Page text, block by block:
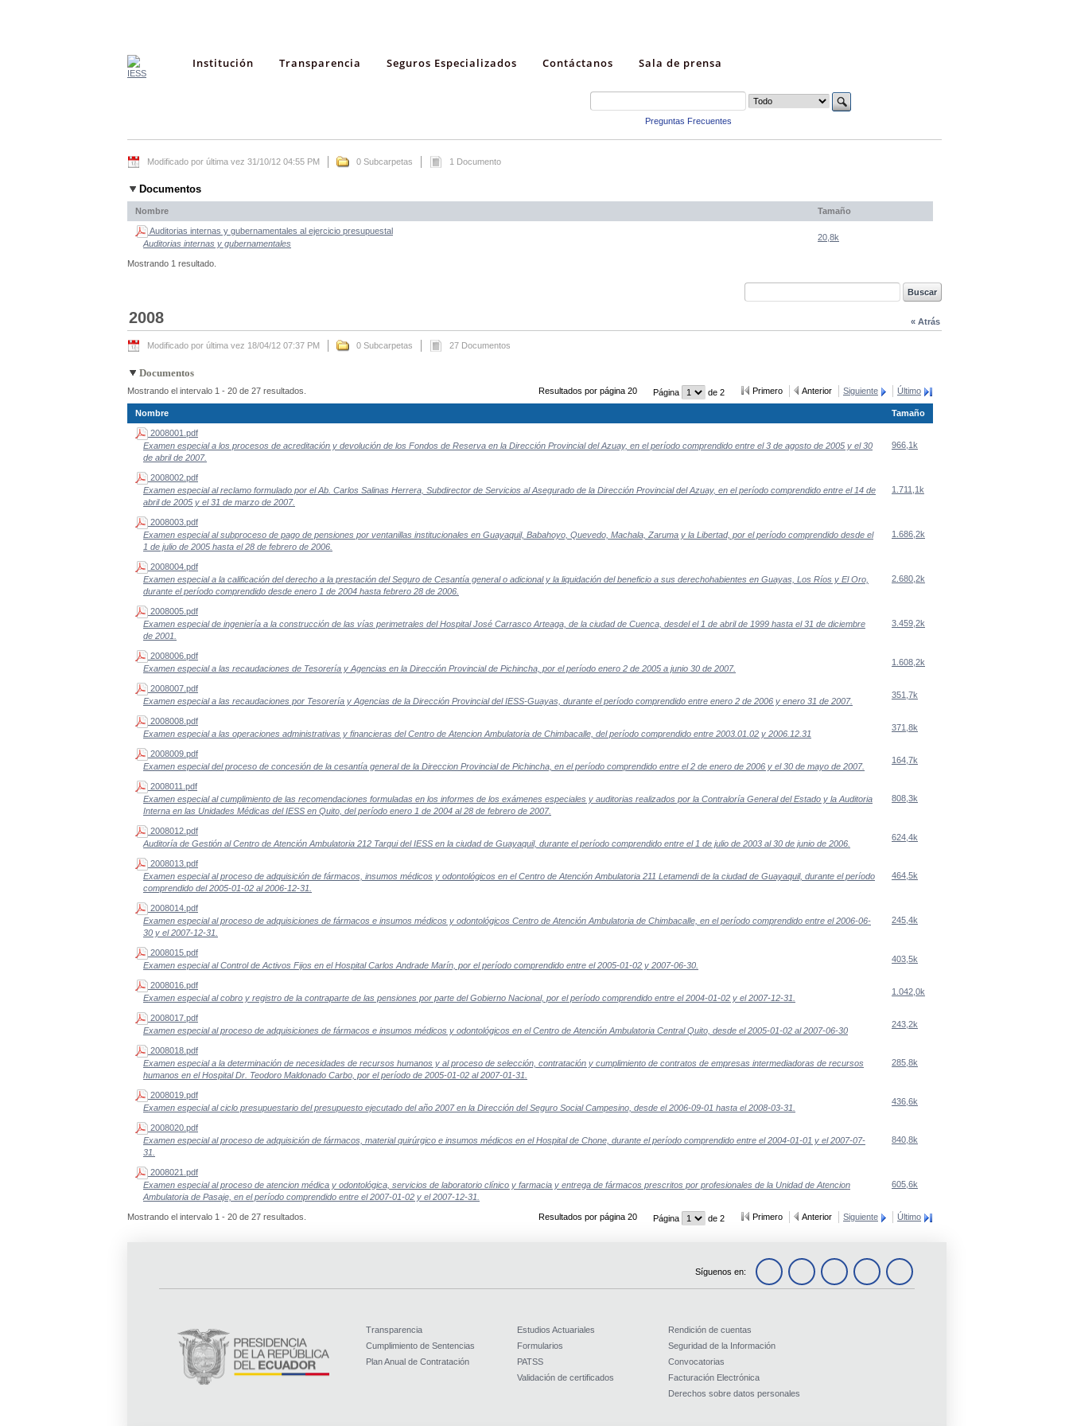
Institución Transparencia Seguros Especializados Contáctanos Sala de prensa
Preguntas Frecuentes
Modificado por última vez 31/10/12 04:55 PM 0 Subcarpetas 1 Documento
Documentos
Nombre Tamaño
Auditorias internas y gubernamentales al ejercicio presupuestal
Auditorias internas y gubernamentales
20,8k
Mostrando 1 resultado.
« Atrás
2008
Modificado por última vez 18/04/12 07:37 PM 0 Subcarpetas 27 Documentos
Documentos
Mostrando el intervalo 1 - 20 de 27 resultados. Resultados por página 20 Página de 2 Primero Anterior Siguiente Último
Nombre Tamaño
2008001.pdf
Examen especial a los procesos de acreditación y devolución de los Fondos de Reserva en la Dirección Provincial del Azuay, en el período comprendido entre el 3 de agosto de 2005 y el 30
de abril de 2007.
966,1k
2008002.pdf
Examen especial al reclamo formulado por el Ab. Carlos Salinas Herrera, Subdirector de Servicios al Asegurado de la Dirección Provincial del Azuay, en el período comprendido entre el 14 de
abril de 2005 y el 31 de marzo de 2007.
1.711,1k
2008003.pdf
Examen especial al subproceso de pago de pensiones por ventanillas institucionales en Guayaquil, Babahoyo, Quevedo, Machala, Zaruma y la Libertad, por el período comprendido desde el
1 de julio de 2005 hasta el 28 de febrero de 2006.
1.686,2k
2008004.pdf
Examen especial a la calificación del derecho a la prestación del Seguro de Cesantía general o adicional y la liquidación del beneficio a sus derechohabientes en Guayas, Los Ríos y El Oro,
durante el período comprendido desde enero 1 de 2004 hasta febrero 28 de 2006.
2.680,2k
2008005.pdf
Examen especial de ingeniería a la construcción de las vías perimetrales del Hospital José Carrasco Arteaga, de la ciudad de Cuenca, desdel el 1 de abril de 1999 hasta el 31 de diciembre
de 2001.
3.459,2k
2008006.pdf
Examen especial a las recaudaciones de Tesorería y Agencias en la Dirección Provincial de Pichincha, por el período enero 2 de 2005 a junio 30 de 2007.
1.608,2k
2008007.pdf
Examen especial a las recaudaciones por Tesorería y Agencias de la Dirección Provincial del IESS-Guayas, durante el período comprendido entre enero 2 de 2006 y enero 31 de 2007.
351,7k
2008008.pdf
Examen especial a las operaciones administrativas y financieras del Centro de Atencion Ambulatoria de Chimbacalle, del período comprendido entre 2003.01.02 y 2006.12.31
371,8k
2008009.pdf
Examen especial del proceso de concesión de la cesantía general de la Direccion Provincial de Pichincha, en el período comprendido entre el 2 de enero de 2006 y el 30 de mayo de 2007.
164,7k
2008011.pdf
Examen especial al cumplimiento de las recomendaciones formuladas en los informes de los exámenes especiales y auditorias realizados por la Contraloría General del Estado y la Auditoria
Interna en las Unidades Médicas del IESS en Quito, del período enero 1 de 2004 al 28 de febrero de 2007.
808,3k
2008012.pdf
Auditoría de Gestión al Centro de Atención Ambulatoria 212 Tarqui del IESS en la ciudad de Guayaquil, durante el período comprendido entre el 1 de julio de 2003 al 30 de junio de 2006.
624,4k
2008013.pdf
Examen especial al proceso de adquisición de fármacos, insumos médicos y odontológicos en el Centro de Atención Ambulatoria 211 Letamendi de la ciudad de Guayaquil, durante el período
comprendido del 2005-01-02 al 2006-12-31.
464,5k
2008014.pdf
Examen especial al proceso de adquisiciones de fármacos e insumos médicos y odontológicos Centro de Atención Ambulatoria de Chimbacalle, en el período comprendido entre el 2006-06-
30 y el 2007-12-31.
245,4k
2008015.pdf
Examen especial al Control de Activos Fijos en el Hospital Carlos Andrade Marín, por el período comprendido entre el 2005-01-02 y 2007-06-30.
403,5k
2008016.pdf
Examen especial al cobro y registro de la contraparte de las pensiones por parte del Gobierno Nacional, por el período comprendido entre el 2004-01-02 y el 2007-12-31.
1.042,0k
2008017.pdf
Examen especial al proceso de adquisiciones de fármacos e insumos médicos y odontológicos en el Centro de Atención Ambulatoria Central Quito, desde el 2005-01-02 al 2007-06-30
243,2k
2008018.pdf
Examen especial a la determinación de necesidades de recursos humanos y al proceso de selección, contratación y cumplimiento de contratos de empresas intermediadoras de recursos
humanos en el Hospital Dr. Teodoro Maldonado Carbo, por el período de 2005-01-02 al 2007-01-31.
285,8k
2008019.pdf
Examen especial al ciclo presupuestario del presupuesto ejecutado del año 2007 en la Dirección del Seguro Social Campesino, desde el 2006-09-01 hasta el 2008-03-31.
436,6k
2008020.pdf
Examen especial al proceso de adquisición de fármacos, material quirúrgico e insumos médicos en el Hospital de Chone, durante el período comprendido entre el 2004-01-01 y el 2007-07-
31.
840,8k
2008021.pdf
Examen especial al proceso de atencion médica y odontológica, servicios de laboratorio clínico y farmacia y entrega de fármacos prescritos por profesionales de la Unidad de Atencion
Ambulatoria de Pasaje, en el período comprendido entre el 2007-01-02 y el 2007-12-31.
605,6k
Mostrando el intervalo 1 - 20 de 27 resultados. Resultados por página 20 Página de 2 Primero Anterior Siguiente Último
Síguenos en:
Transparencia
Cumplimiento de Sentencias
Plan Anual de Contratación
Estudios Actuariales
Formularios
PATSS
Validación de certificados
Rendición de cuentas
Seguridad de la Información
Convocatorias
Facturación Electrónica
Derechos sobre datos personales